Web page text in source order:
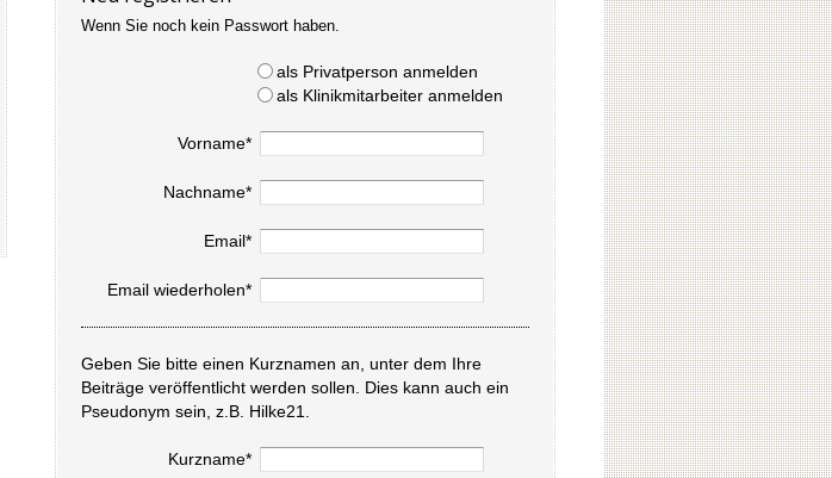
Wenn Sie noch kein Passwort haben.
als Privatperson anmelden
als Klinikmitarbeiter anmelden
Vorname*
Nachname*
Email*
Email wiederholen*
Geben Sie bitte einen Kurznamen an, unter dem Ihre
Beiträge veröffentlicht werden sollen. Dies kann auch ein
Pseudonym sein, z.B. Hilke21.
Kurzname*